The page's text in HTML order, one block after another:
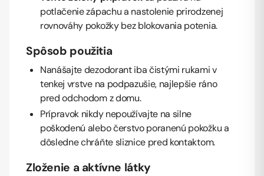
potlačenie zápachu a nastolenie prirodzenej
rovnováhy pokožky bez blokovania potenia.
Spôsob použitia
Nanášajte dezodorant iba čistými rukami v
tenkej vrstve na podpazušie, najlepšie ráno
pred odchodom z domu.
Prípravok nikdy nepoužívajte na silne
poškodenú alebo čerstvo poranenú pokožku a
dôsledne chráňte sliznice pred kontaktom.
Zloženie a aktívne látky